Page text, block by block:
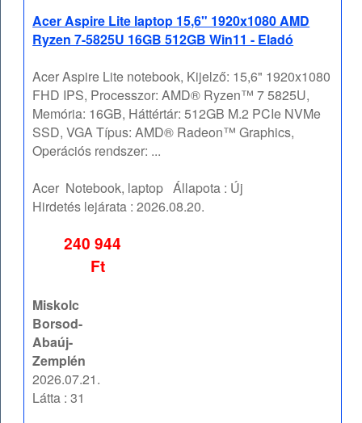
Acer Aspire Lite laptop 15,6" 1920x1080 AMD
Ryzen 7-5825U 16GB 512GB Win11 - Eladó
Acer Aspire Lite notebook, Kijelző: 15,6" 1920x1080
FHD IPS, Processzor: AMD® Ryzen™ 7 5825U,
Memória: 16GB, Háttértár: 512GB M.2 PCIe NVMe
SSD, VGA Típus: AMD® Radeon™ Graphics,
Operációs rendszer: ...
Acer Notebook, laptop Állapota : Új
Hirdetés lejárata :2026.08.20.
240 944
Ft
Miskolc
Borsod-
Abaúj-
Zemplén
2026.07.21.
Látta : 31